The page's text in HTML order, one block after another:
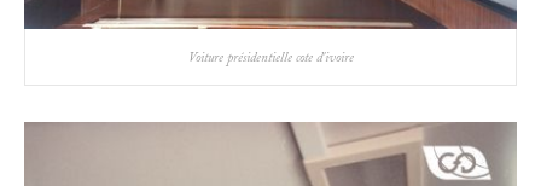
Voiture présidentielle cote d'ivoire